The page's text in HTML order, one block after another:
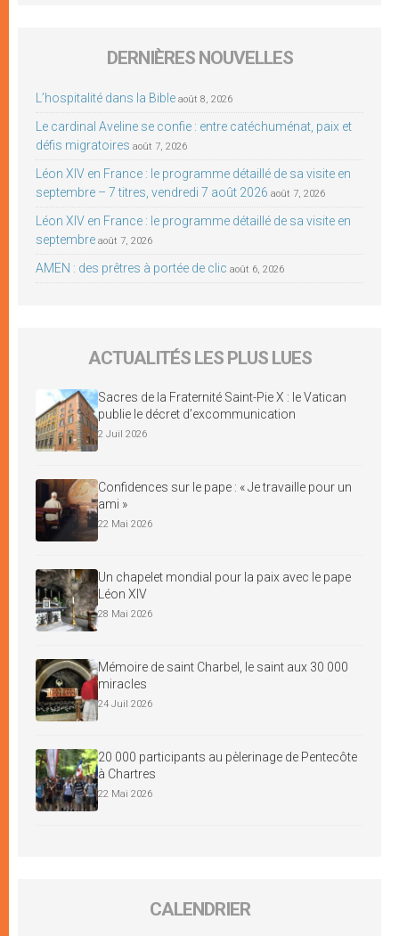
DERNIÈRES NOUVELLES
L’hospitalité dans la Bible août 8, 2026
Le cardinal Aveline se confie : entre catéchuménat, paix et
défis migratoires août 7, 2026
Léon XIV en France : le programme détaillé de sa visite en
septembre – 7 titres, vendredi 7 août 2026 août 7, 2026
Léon XIV en France : le programme détaillé de sa visite en
septembre août 7, 2026
AMEN : des prêtres à portée de clic août 6, 2026
ACTUALITÉS LES PLUS LUES
Sacres de la Fraternité Saint-Pie X : le Vatican
publie le décret d’excommunication
2 Juil 2026
Confidences sur le pape : « Je travaille pour un
ami »
22 Mai 2026
Un chapelet mondial pour la paix avec le pape
Léon XIV
28 Mai 2026
Mémoire de saint Charbel, le saint aux 30 000
miracles
24 Juil 2026
20 000 participants au pèlerinage de Pentecôte
à Chartres
22 Mai 2026
CALENDRIER